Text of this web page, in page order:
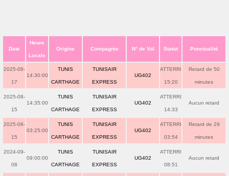
Date
Heure
Locale
Origine Compagnie N° de Vol Statut Ponctualité
2025-08-
17
14:30:00
TUNIS
CARTHAGE
TUNISAIR
EXPRESS
UG402
ATTERRI
15:20
Retard de 50
minutes
2025-08-
15
14:35:00
TUNIS
CARTHAGE
TUNISAIR
EXPRESS
UG402
ATTERRI
14:33
Aucun retard
2025-08-
15
03:25:00
TUNIS
CARTHAGE
TUNISAIR
EXPRESS
UG402
ATTERRI
03:54
Retard de 29
minutes
2024-09-
08
09:00:00
TUNIS
CARTHAGE
TUNISAIR
EXPRESS
UG402
ATTERRI
08:51
Aucun retard